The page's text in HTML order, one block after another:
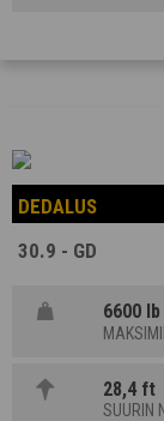
DEDALUS
30.9 - GD
6600 lb
28,4 ft
SUURIN